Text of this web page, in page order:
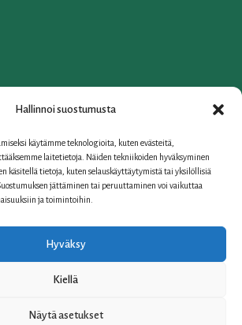
Hallinnoi suostumusta
käytämme teknologioita, kuten evästeitä,
laitetietoja. Näiden tekniikoiden hyväksyminen
käsitellä tietoja, kuten selauskäyttäytymistä tai yksilöllisiä
jättäminen tai peruuttaminen voi vaikuttaa
ja toimintoihin.
Hyväksy
Kiellä
Näytä asetukset
010 249 1700